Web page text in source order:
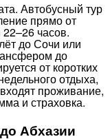
Автобусный тур
прямо от
часов.
до Сочи или
до
от коротких
отдыха,
проживание,
и страховка.
Абхазии